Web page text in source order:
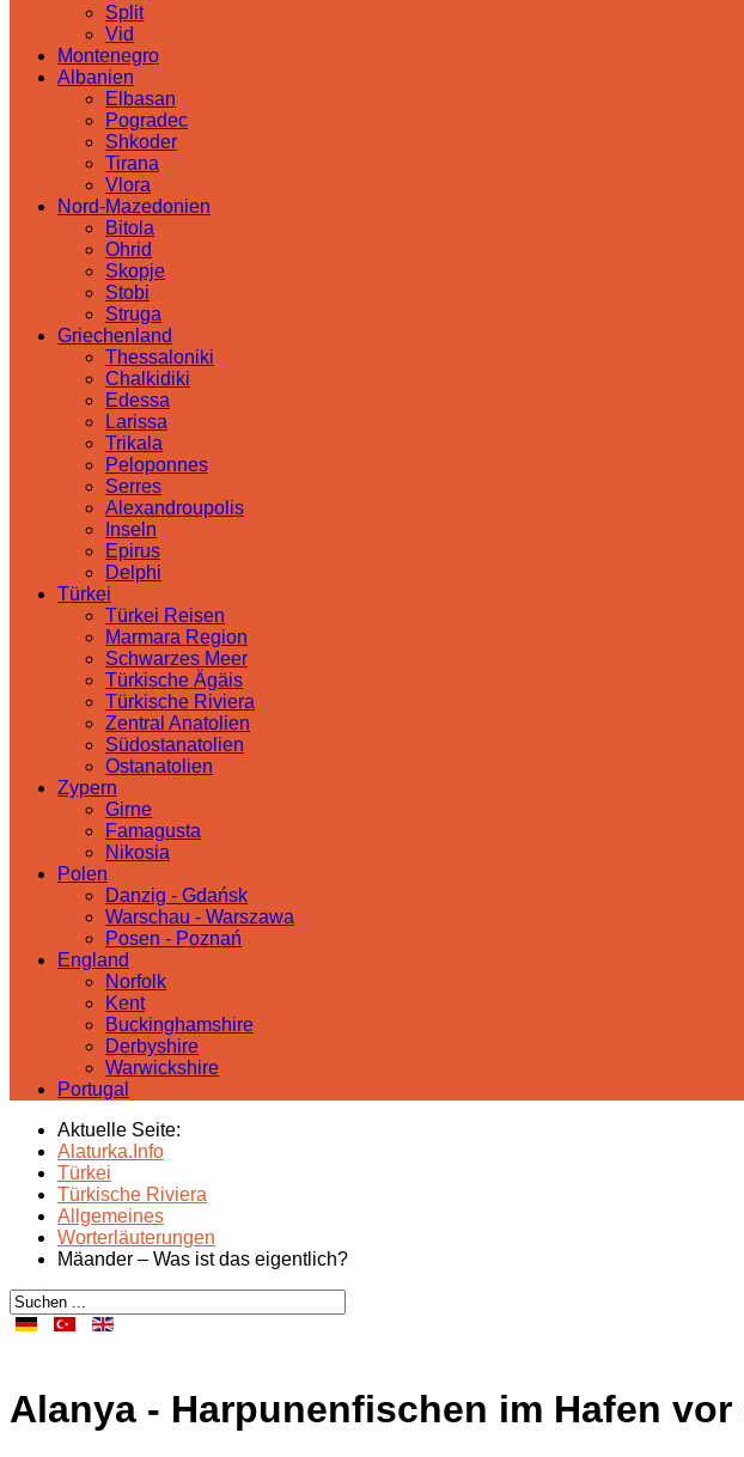
Split
Vid
Montenegro
Albanien
Elbasan
Pogradec
Shkoder
Tirana
Vlora
Nord-Mazedonien
Bitola
Ohrid
Skopje
Stobi
Struga
Griechenland
Thessaloniki
Chalkidiki
Edessa
Larissa
Trikala
Peloponnes
Serres
Alexandroupolis
Inseln
Epirus
Delphi
Türkei
Türkei Reisen
Marmara Region
Schwarzes Meer
Türkische Ägäis
Türkische Riviera
Zentral Anatolien
Südostanatolien
Ostanatolien
Zypern
Girne
Famagusta
Nikosia
Polen
Danzig - Gdańsk
Warschau - Warszawa
Posen - Poznań
England
Norfolk
Kent
Buckinghamshire
Derbyshire
Warwickshire
Portugal
Aktuelle Seite:
Alaturka.Info
Türkei
Türkische Riviera
Allgemeines
Worterläuterungen
Mäander – Was ist das eigentlich?
Alanya - Harpunenfischen im Hafen vor